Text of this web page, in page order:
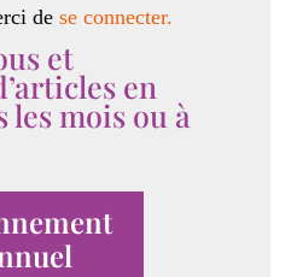
dese connecter.
et
en
mois ou à